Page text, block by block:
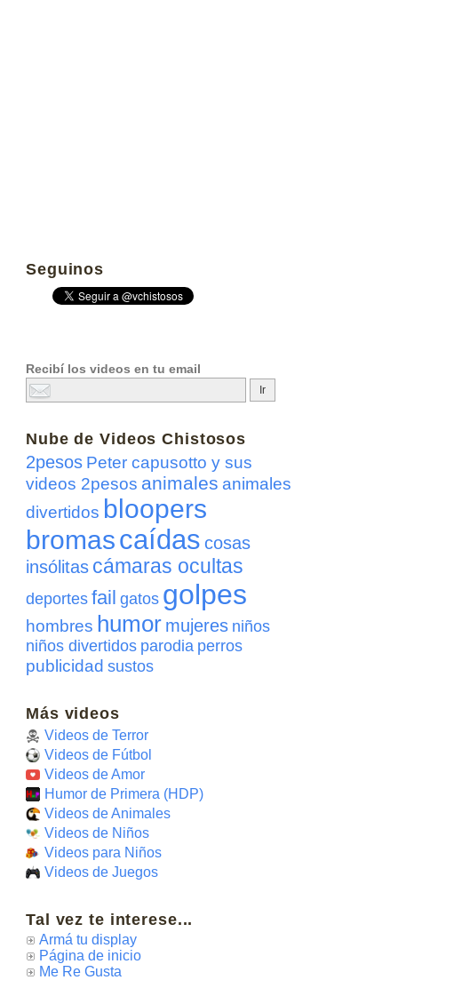
Seguinos
Recibí los videos en tu email
Nube deVideos Chistosos
2pesos Peter capusotto y sus
videos 2pesos animales animales
divertidos bloopers
bromascaídas cosas
insólitas cámaras ocultas
deportes fail gatos golpes
hombres humor mujeres niños
niños divertidos parodia perros
publicidad sustos
Más videos
Videos de Terror
Videos de Fútbol
Videos de Amor
Humor de Primera (HDP)
Videos de Animales
Videos de Niños
Videos para Niños
Videos de Juegos
Tal vez te interese...
Armá tu display
Página de inicio
Me Re Gusta